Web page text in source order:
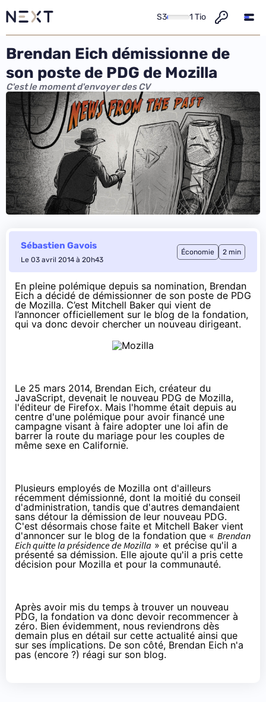
S3 1 Tio
Brendan Eich démissionne de
son poste de PDG de Mozilla
C'est le moment d'envoyer des CV
Sébastien Gavois
Le 03 avril 2014 à 20h43
Économie 2 min
En pleine polémique depuis sa nomination, Brendan
Eich a décidé de démissionner de son poste de PDG
de Mozilla. C’est Mitchell Baker qui vient de
l’annoncer officiellement sur le blog de la fondation,
qui va donc devoir chercher un nouveau dirigeant.
Le 25 mars 2014, Brendan Eich, créateur du
JavaScript, devenait le nouveau PDG de Mozilla,
l'éditeur de Firefox. Mais l'homme était depuis au
centre d'une polémique pour avoir financé une
campagne visant à faire adopter une loi afin de
barrer la route du mariage pour les couples de
même sexe en Californie.
Plusieurs employés de Mozilla ont d'ailleurs
récemment démissionné, dont la moitié du conseil
d'administration, tandis que d'autres demandaient
sans détour la démission de leur nouveau PDG.
C'est désormais chose faite et Mitchell Baker vient
d'annoncer sur le blog de la fondation que « Brendan
Eich quitte la présidence de Mozilla » et précise qu'il a
présenté sa démission. Elle ajoute qu'il a pris cette
décision pour Mozilla et pour la communauté.
Après avoir mis du temps à trouver un nouveau
PDG, la fondation va donc devoir recommencer à
zéro. Bien évidemment, nous reviendrons dès
demain plus en détail sur cette actualité ainsi que
sur ses implications. De son côté, Brendan Eich n'a
pas (encore ?) réagi sur son blog.